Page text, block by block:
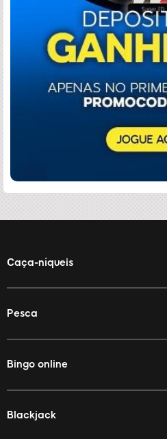
Caça-níqueis
Pesca
Bingo online
Blackjack